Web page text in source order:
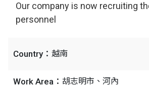
Our company is now recruiting
personnel
Country： 越南
Work Area： 胡志明市、河內